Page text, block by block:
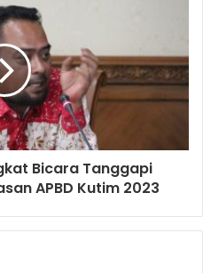
Bicara Tanggapi
APBD Kutim 2023